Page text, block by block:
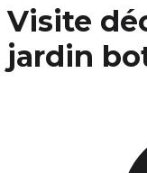
Visite
jardin